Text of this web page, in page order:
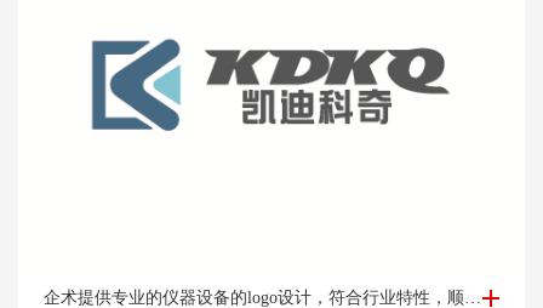
仪器logo设计-设备logo设计凯*科奇案例欣赏